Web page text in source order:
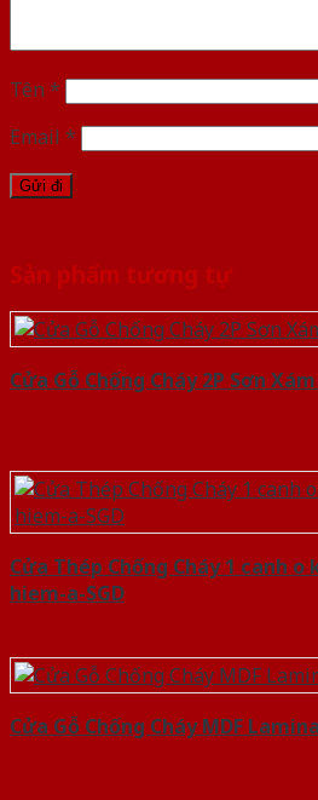
Tên *
Email *
Sản phẩm tương tự
Cửa Gỗ Chống Cháy 2P Sơn
Cửa Thép Chống Cháy 1 canh
hiem-a-SGD
Cửa Gỗ Chống Cháy MDF